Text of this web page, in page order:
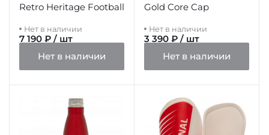
Retro Heritage Football
Нет в наличии
7 190 ₽ / шт
Нет в наличии
Gold Core Cap
Нет в наличии
3 390 ₽ / шт
Нет в наличии